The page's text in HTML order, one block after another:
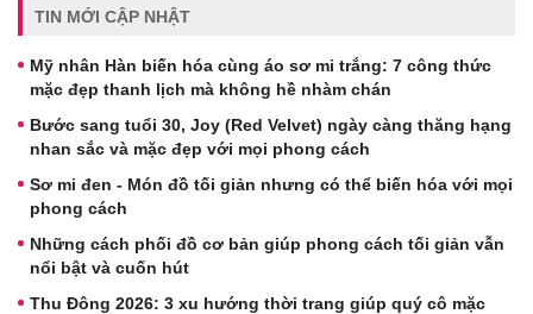
TIN MỚI CẬP NHẬT
Mỹ nhân Hàn biến hóa cùng áo sơ mi trắng: 7 công thức
mặc đẹp thanh lịch mà không hề nhàm chán
Bước sang tuổi 30, Joy (Red Velvet) ngày càng thăng hạng
nhan sắc và mặc đẹp với mọi phong cách
Sơ mi đen - Món đồ tối giản nhưng có thể biến hóa với mọi
phong cách
Những cách phối đồ cơ bản giúp phong cách tối giản vẫn
nổi bật và cuốn hút
Thu Đông 2026: 3 xu hướng thời trang giúp quý cô mặc